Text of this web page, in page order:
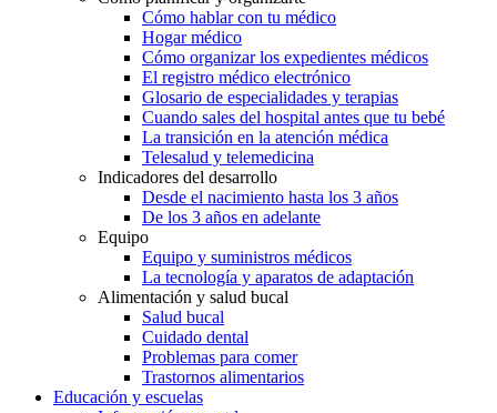
Cómo hablar con tu médico
Hogar médico
Cómo organizar los expedientes médicos
El registro médico electrónico
Glosario de especialidades y terapias
Cuando sales del hospital antes que tu bebé
La transición en la atención médica
Telesalud y telemedicina
Indicadores del desarrollo
Desde el nacimiento hasta los 3 años
De los 3 años en adelante
Equipo
Equipo y suministros médicos
La tecnología y aparatos de adaptación
Alimentación y salud bucal
Salud bucal
Cuidado dental
Problemas para comer
Trastornos alimentarios
Educación y escuelas